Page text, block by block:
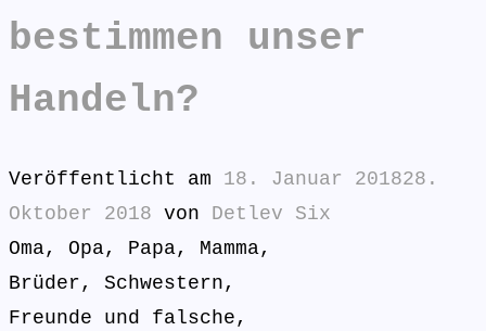
bestimmen unser
Handeln?
Veröffentlicht am 18. Januar 201828.
Oktober 2018 von Detlev Six
Oma, Opa, Papa, Mamma,
Brüder, Schwestern,
Freunde und falsche,